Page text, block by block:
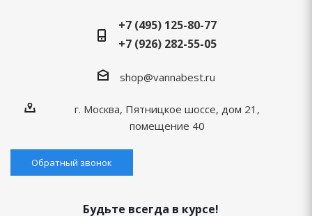
+7 (495) 125-80-77
+7 (926) 282-55-05
shop@vannabest.ru
г. Москва, Пятницкое шоссе, дом 21,
помещение 40
Обратный звонок
Будьте всегда в курсе!